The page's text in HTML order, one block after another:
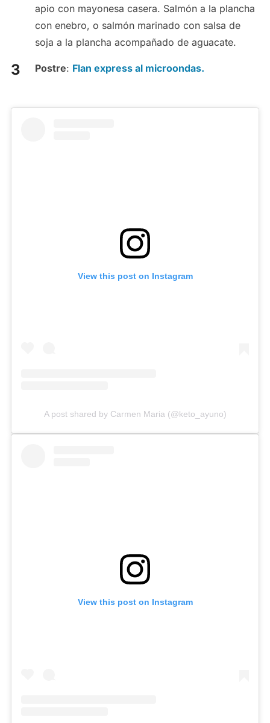
apio con mayonesa casera. Salmón a la plancha
con enebro, o salmón marinado con salsa de
soja a la plancha acompañado de aguacate.
Postre: Flan express al microondas.
View this post on Instagram
A post shared by Carmen Maria (@keto_ayuno)
View this post on Instagram